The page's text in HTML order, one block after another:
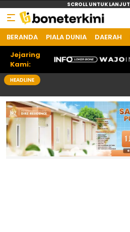
BERANDA PIALA DUNIA DAERAH
Jejaring
Kami:
HEADLINE